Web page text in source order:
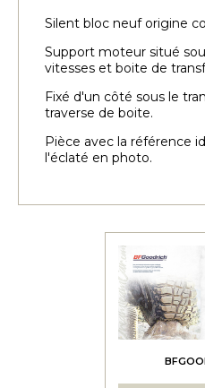
Silent bloc neuf origine
Support moteur situé
vitesses et boite de
Fixé d'un côté sous le
traverse de boite.
Pièce avec la référence
l'éclaté en photo.